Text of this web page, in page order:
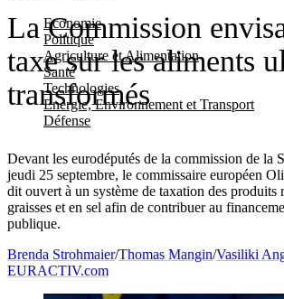
Economie
Politique
Agriculture et Alimentation
Santé
Technologies
Energie, Environnement et Transport
Défense
La Commission
taxe sur les aliments
transformés
Devant les eurodéputés de la commission de la
jeudi 25 septembre, le commissaire européen
dit ouvert à un système de taxation des produits
graisses et en sel afin de contribuer au
publique.
Brenda Strohmaier/Thomas Mangin/Vasiliki
EURACTIV.com